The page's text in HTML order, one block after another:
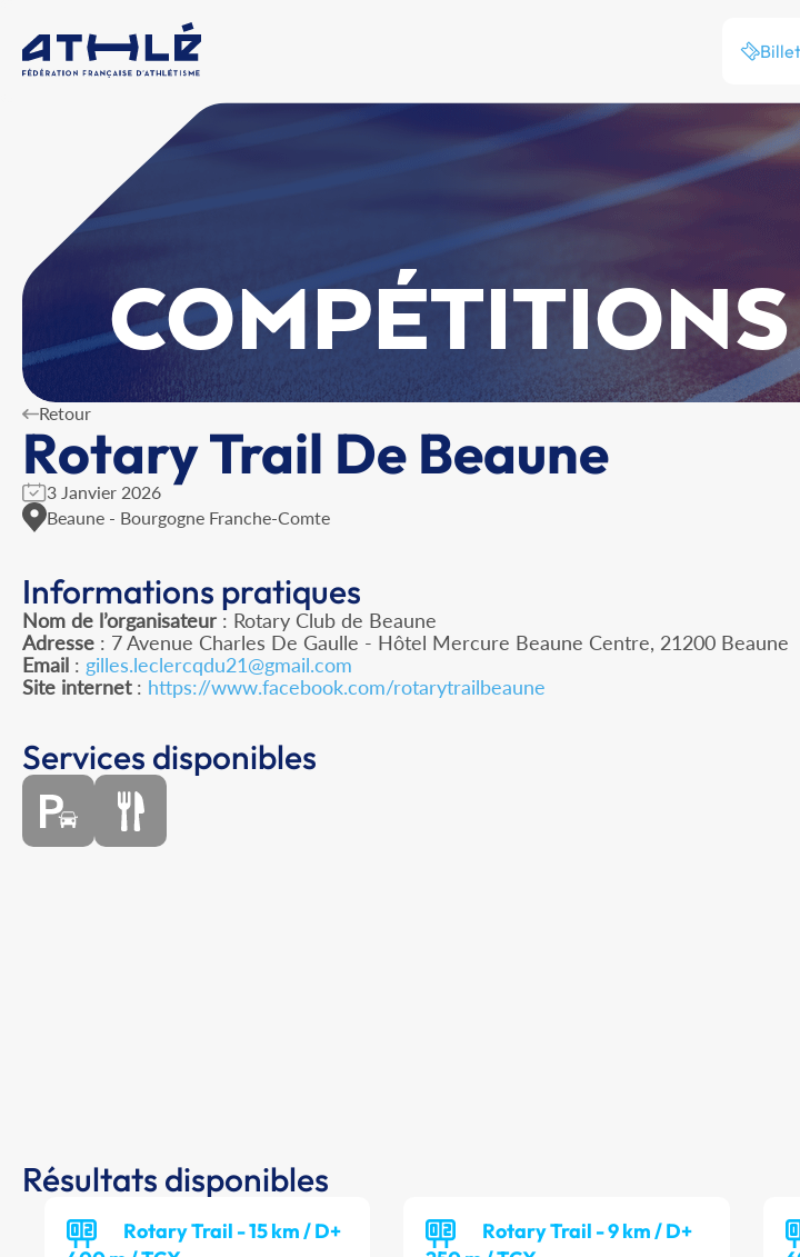
COMPÉTITIONS
Retour
Rotary Trail De Beaune
3 Janvier 2026
Beaune - Bourgogne Franche-Comte
Informations pratiques
Nom de l’organisateur : Rotary Club de Beaune
Adresse : 7 Avenue Charles De Gaulle - Hôtel Mercure Beaune Centre, 21200 Beaune
Email : gilles.leclercqdu21@gmail.com
Site internet: https://www.facebook.com/rotarytrailbeaune
Services disponibles
Résultats disponibles
Rotary Trail - 15 km / D+
Rotary Trail - 9 km / D+